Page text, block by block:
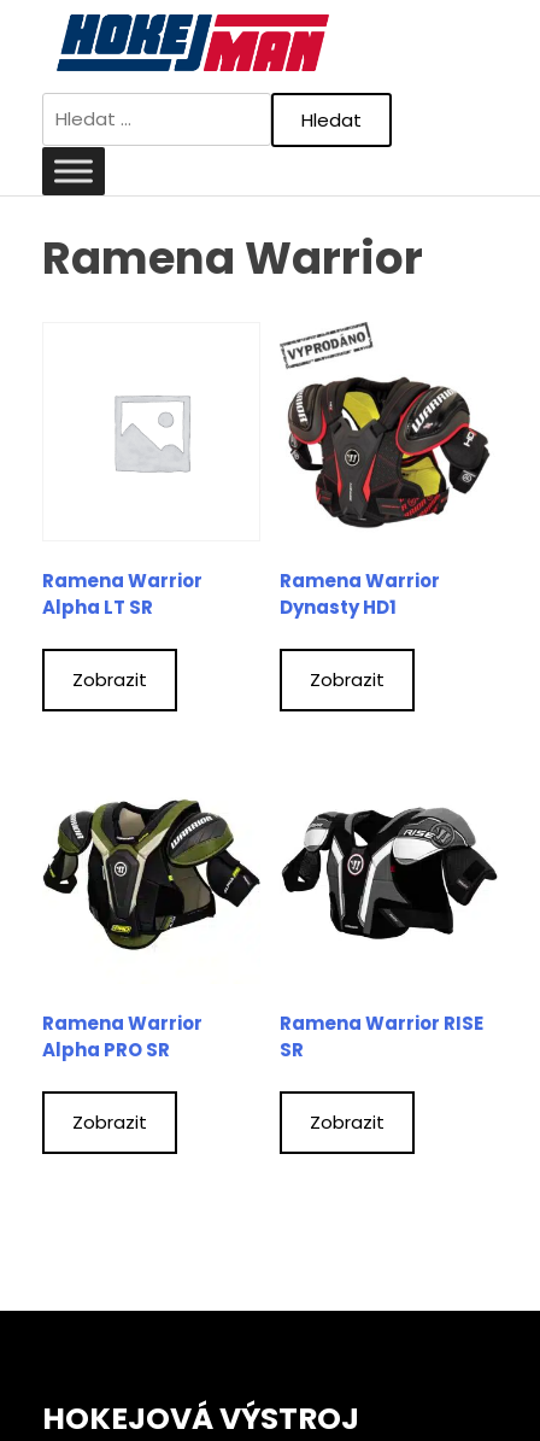
content
Vyhledávání
Ramena Warrior
Ramena Warrior
Alpha LT SR
Zobrazit
Ramena Warrior
Dynasty HD1
Zobrazit
Ramena Warrior
Alpha PRO SR
Zobrazit
Ramena Warrior RISE
SR
Zobrazit
HOKEJOVÁ VÝSTROJ